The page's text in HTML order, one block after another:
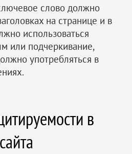
слово должно
на странице и в
использоваться
или подчеркивание,
употребляться в
в